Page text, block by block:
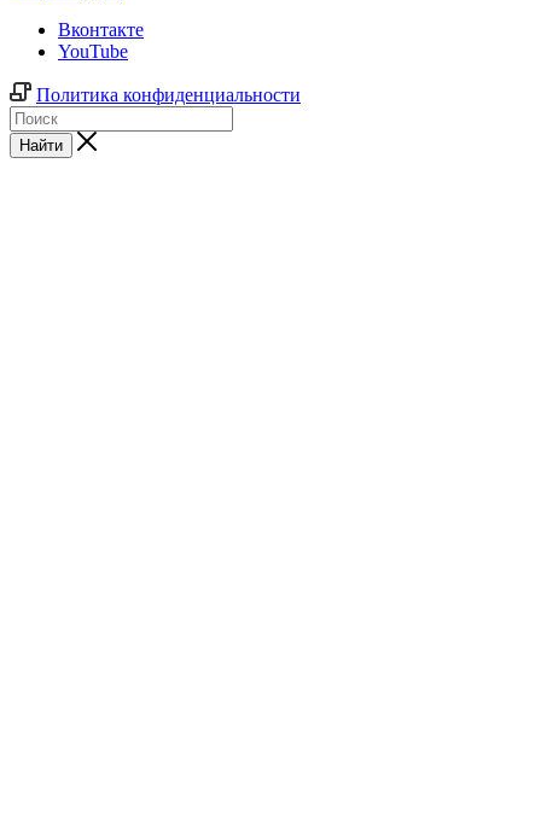
Вконтакте
YouTube
Политика конфиденциальности
Найти